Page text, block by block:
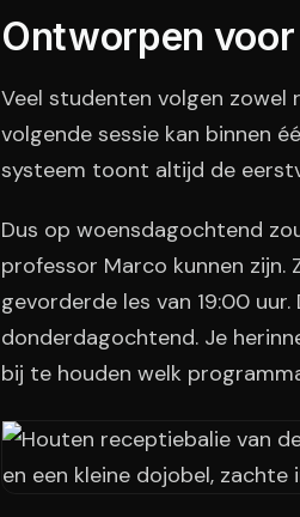
Ontworpen
Veel studenten volgen zowel
volgende sessie kan binnen
systeem toont altijd de
Dus op woensdagochtend
professor Marco kunnen
gevorderde les van 19:00
donderdagochtend. Je
bij te houden welk